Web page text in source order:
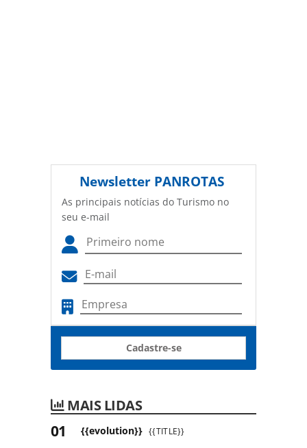
Newsletter PANROTAS
As principais notícias do Turismo no
seu e-mail
Cadastre-se
MAIS LIDAS
{{evolution}} {{TITLE}}